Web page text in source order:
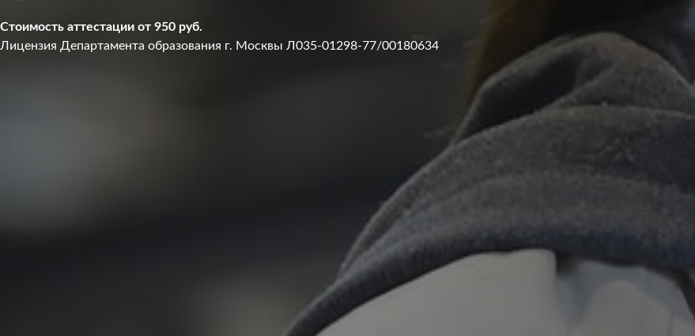
Стоимость аттестации от 950 руб.
Лицензия Департамента образования г. Москвы Л035-01298-77/00180634